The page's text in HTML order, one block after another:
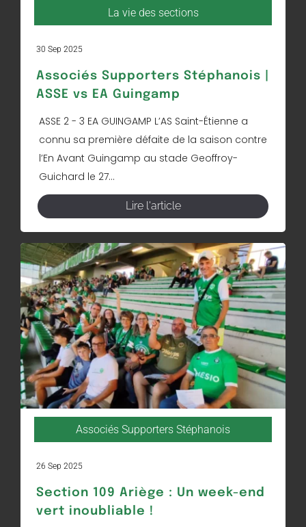
La vie des sections
30 Sep 2025
Associés Supporters Stéphanois |
ASSE vs EA Guingamp
ASSE 2 - 3 EA GUINGAMP L’AS Saint-Étienne a
connu sa première défaite de la saison contre
l’En Avant Guingamp au stade Geoffroy-
Guichard le 27...
Lire l'article
Associés Supporters Stéphanois
26 Sep 2025
Section 109 Ariège : Un week-end
vert inoubliable !